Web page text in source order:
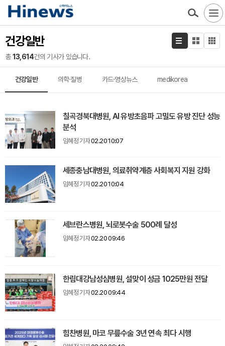
건강일반
총13,614건의 기사가 있습니다.
건강일반 의학·질병 카드·영상뉴스 medikorea
칠곡경북대병원, AI 유방초음파 고밀도 유방 진단 성능
분석
임혜정 기자02.20 10:07
세종충남대병원, 의료취약계층 사회복지 지원 강화
임혜정 기자02.20 10:04
세브란스병원, 뇌로봇수술 500례 달성
임혜정 기자02.20 09:46
한림대강남성심병원, 설맞이 성금 1025만원 전달
임혜정 기자02.20 09:44
힘찬병원, 마코 무릎수술 3년 연속 최다 시행